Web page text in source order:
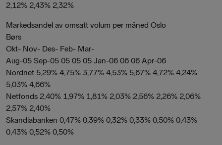
2,12% 2,43% 2,32%
Markedsandel av omsatt volum per måned Oslo
Børs
Okt- Nov- Des- Feb- Mar-
Aug-05 Sep-05 05 05 05 Jan-06 06 06 Apr-06
Nordnet 5,29% 4,75% 3,77% 4,53% 5,67% 4,72% 4,24%
5,03% 4,66%
Netfonds 2,40% 1,97% 1,81% 2,03% 2,56% 2,26% 2,06%
2,57% 2,40%
Skandiabanken 0,47% 0,39% 0,32% 0,33% 0,50% 0,43%
0,43% 0,52% 0,50%